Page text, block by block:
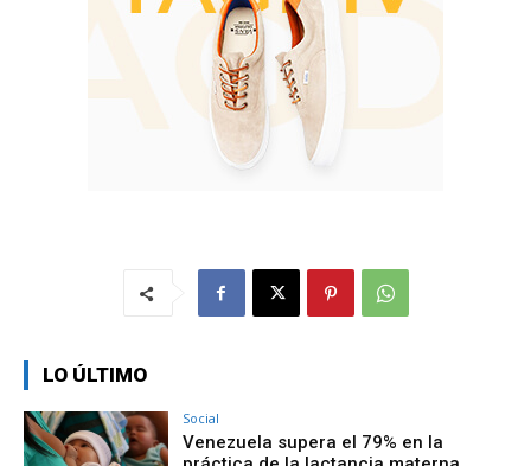
LO ÚLTIMO
Social
Venezuela supera el 79% en la